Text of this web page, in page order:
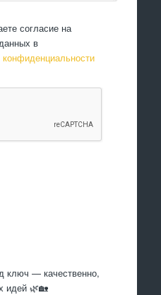
согласие на
в
конфиденциальности
ключ — качественно,
идей 🌿🏡